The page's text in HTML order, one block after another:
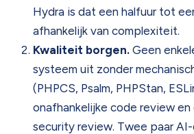
Hydra is dat een halfuur tot
afhankelijk van complexiteit.
Kwaliteit borgen. Geen
systeem uit zonder
(PHPCS, Psalm, PHPStan,
onafhankelijke code review en
security review. Twee paar